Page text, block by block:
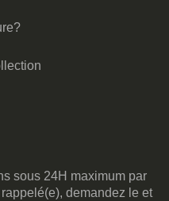
sous 24H maximum par
demandez le et